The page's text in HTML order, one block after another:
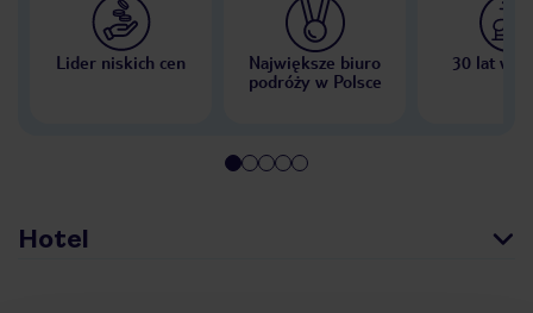
Lider niskich cen
Największe biuro
podróży w Polsce
30 lat w
Hotel